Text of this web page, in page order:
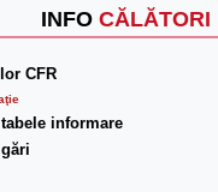
INFO CĂLĂTORI
CFR
informare